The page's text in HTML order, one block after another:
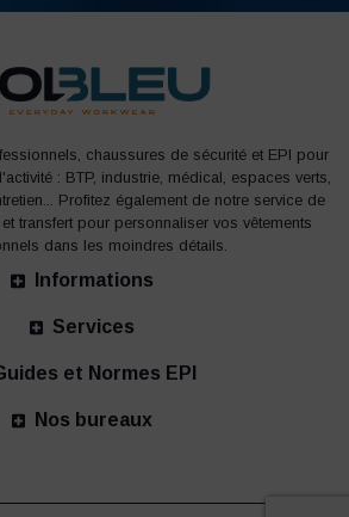
chaussures de sécurité et EPI pour
: BTP, industrie, médical, espaces verts,
Profitez également de notre service de
transfert pour personnaliser vos vêtements
dans les moindres détails.
Informations
Services
et Normes EPI
Nos bureaux